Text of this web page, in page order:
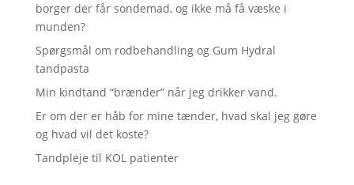
borger der får sondemad, og ikke må få væske i
munden?
Spørgsmål om rodbehandling og Gum Hydral
tandpasta
Min kindtand “brænder” når jeg drikker vand.
Er om der er håb for mine tænder, hvad skal jeg gøre
og hvad vil det koste?
Tandpleje til KOL patienter